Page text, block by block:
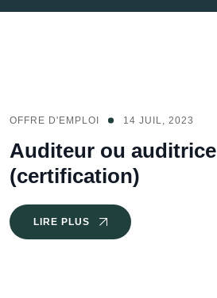
OFFRE D'EMPLOI 14 JUIL, 2023
Auditeur ou auditrice
(certification)
LIRE PLUS